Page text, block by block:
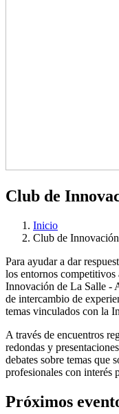
Club de
Inicio
Club de
Para ayudar a dar
los entornos competitivos
Innovación de La Salle -
de intercambio de
temas vinculados con la
A través de encuentros
redondas y
debates sobre temas que
profesionales con interés
Próximos